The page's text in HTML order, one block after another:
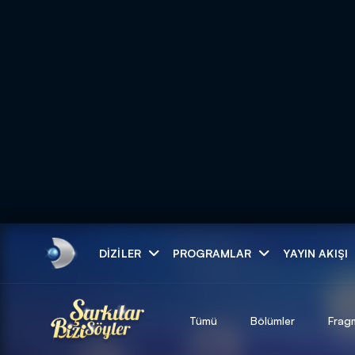
DIZILER PROGRAMLAR YAYIN AKIŞI
Tümü Bölümler